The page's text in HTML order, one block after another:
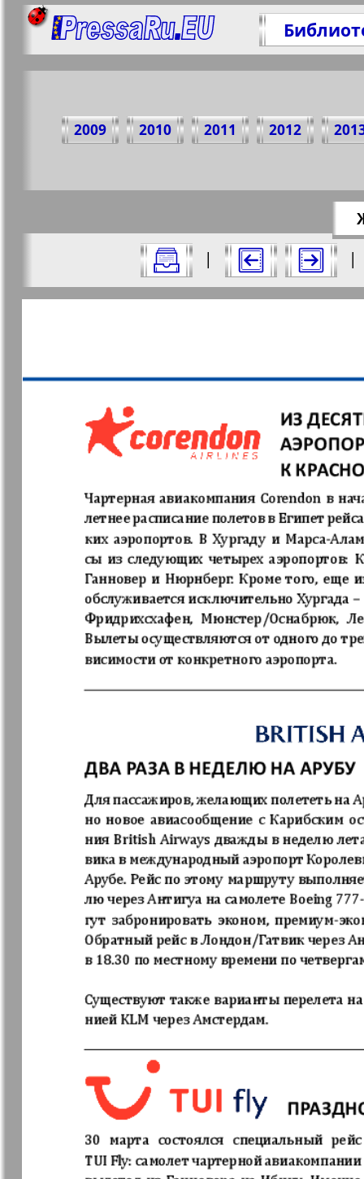
2009 2010 2011 2012
Все номера журнала "Русский
71
|
|
7
13
19
25
37
43
https://
❬ Апельсин
Баден-
МК-Германия
МК-
Новые Земляки
Panorama-mir Партнер
Русский вояж
7плюс7я Авангард
Анонс Антенна
Афиша Augsburg Бизнес
Ваша газета Версия
сокровище
Германия плюс Давай